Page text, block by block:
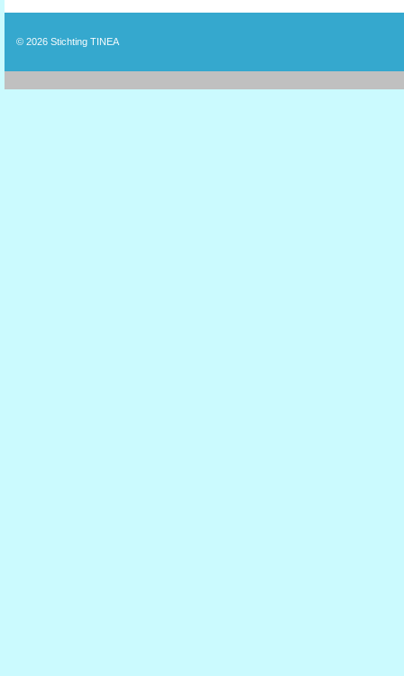
© 2026 Stichting TINEA